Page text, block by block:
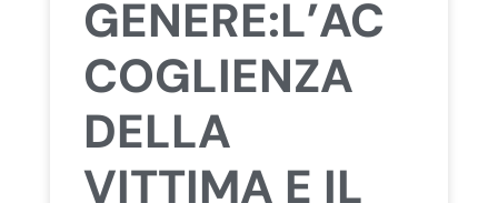
GENERE:L’AC
COGLIENZA
DELLA
VITTIMA E IL